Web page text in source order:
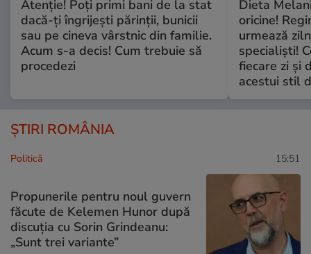
Atenție! Poți primi bani de la stat
dacă-ți îngrijești părinții, bunicii
sau pe cineva vârstnic din familie.
Acum s-a decis! Cum trebuie să
procedezi
Dieta
oricine!
urmează
specialiști!
fiecare zi și
acestui stil
ȘTIRI ROMÂNIA
Politică 15:51
Propunerile pentru noul guvern
făcute de Kelemen Hunor după
discuția cu Sorin Grindeanu:
„Sunt trei variante”